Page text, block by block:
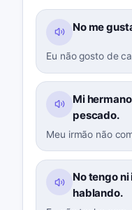
No me
Eu não gosto de
Mi
pescado.
Meu irmão não
No tengo
hablando.